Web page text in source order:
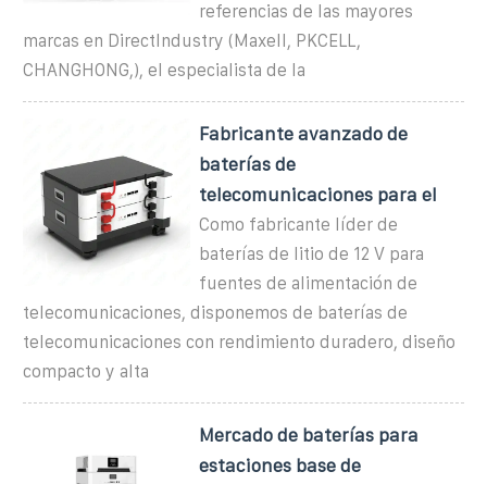
referencias de las mayores
marcas en DirectIndustry (Maxell, PKCELL,
CHANGHONG,), el especialista de la
Fabricante avanzado de
baterías de
telecomunicaciones para el
Como fabricante líder de
baterías de litio de 12 V para
fuentes de alimentación de
telecomunicaciones, disponemos de baterías de
telecomunicaciones con rendimiento duradero, diseño
compacto y alta
Mercado de baterías para
estaciones base de